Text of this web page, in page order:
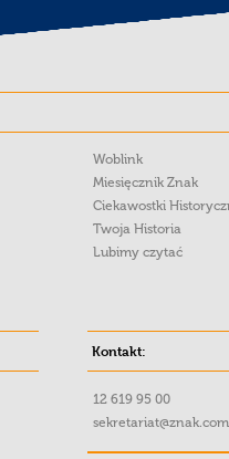
Woblink
Miesięcznik Znak
Ciekawostki
Twoja Historia
Lubimy czytać
Kontakt:
12 619 95 00